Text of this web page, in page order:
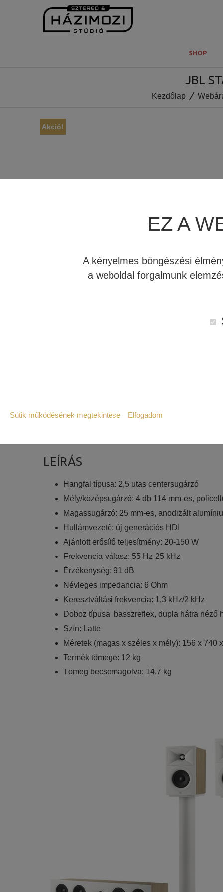
SHOP
JBL
Kezdőlap
Akció!
LEÍRÁS
Hangfal típusa: 2,5 utas centersugárzó
Mély/középsugárzó: 4 db 114 mm-es,
Magassugárzó: 25 mm-es, anodizált
Hullámvezető: új generációs HDI
Ajánlott erősítő teljesítmény: 20-150 W
Frekvencia-válasz: 55 Hz-25 kHz
Érzékenység: 91 dB
Névleges impedancia: 6 Ohm
Keresztváltási frekvencia: 1,3 kHz/2 kHz
Doboz típusa: basszreflex, dupla hátra néző
Szín: Latte
Méretek (magas x széles x mély): 156 x 740
Termék tömege: 12 kg
Tömeg becsomagolva: 14,7 kg
EZ A
A kényelmes böngészési
a weboldal forgalmunk
Az weboldal működéséhez
Statisztikai:
látogatóinknak. Ezért gyűjtünk statisztikai
Reklámcélú:
Azért települnek ezek a sütik, hogy a
Sütik működésének megtekintése Elfogadom